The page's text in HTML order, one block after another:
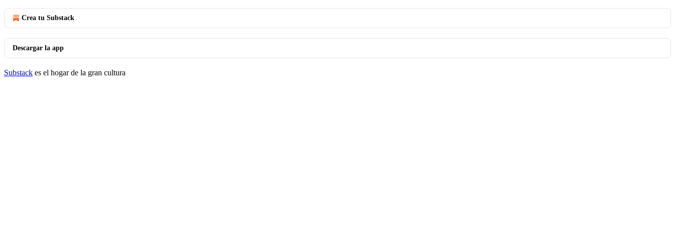
Crea tu Substack
Descargar la app
Substack es el hogar de la gran cultura